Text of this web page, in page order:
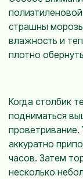
страшны
влажность и
плотно
Когда столбик
подниматься
проветривание.
аккуратно
часов. Затем
несколько